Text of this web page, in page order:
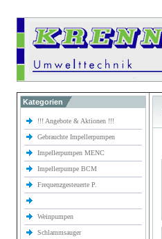
Kategorien
!!! Angebote & Aktionen !!!
Gebrauchte Impellerpumpen
Impellerpumpen MENC
Impellerpumpe BCM
Frequenzgesteuerte P.
Weinpumpen
Schlammsauger